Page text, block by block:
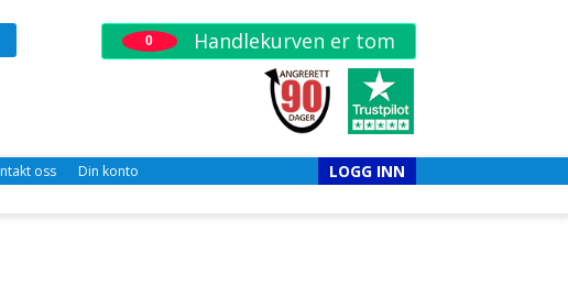
0 Handlekurven er tom
oss Din konto LOGG INN